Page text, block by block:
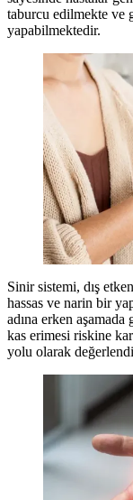
taburcu edilmekte ve
yapabilmektedir.
Sinir sistemi, dış
hassas ve narin bir
adına erken
kas erimesi riskine
yolu olarak